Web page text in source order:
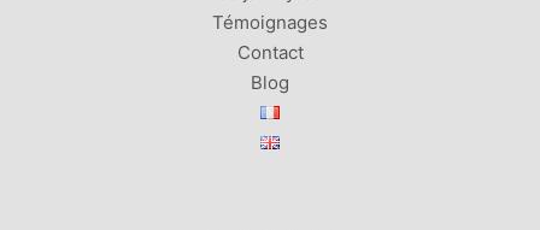
Témoignages
Contact
Blog